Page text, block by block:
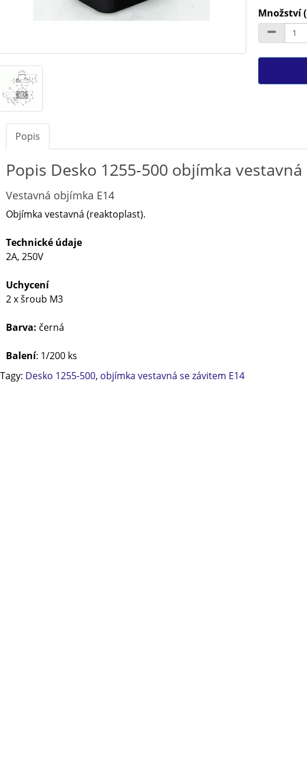
Množství
Popis
Popis Desko 1255-500 objímka
Vestavná objímka E14
Objímka vestavná (reaktoplast).
Technické údaje
2A, 250V
Uchycení
2 x šroub M3
Barva: černá
Balení: 1/200 ks
Tagy: Desko 1255-500, objímka vestavná se závitem E14